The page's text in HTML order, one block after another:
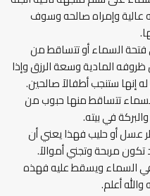
وإمراه صالحه وسوف
السماء أو تتساقط من
المادية وسعة الرزق وإذا
إنها ستنجب أطفالاَ صالحين.
تتساقط منها حبوب من
في بيته.
عسل أو حليب فهذا يعني أن
مربحة وتجني أموالاَ.
في السماء ويسقط عليه فهذه
أعلم.